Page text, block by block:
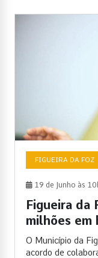
FIGUEIRA DA FOZ
19 de Junho às
Figueira da
milhões em
O Município da
acordo de